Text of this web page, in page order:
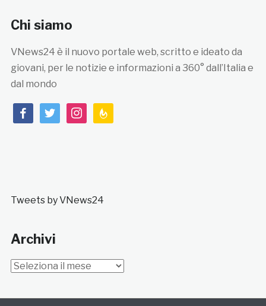
Chi siamo
VNews24 è il nuovo portale web, scritto e ideato da
giovani, per le notizie e informazioni a 360° dall’Italia e
dal mondo
facebooktwitterinstagramfeedburner
Tweets by VNews24
Archivi
Archivi